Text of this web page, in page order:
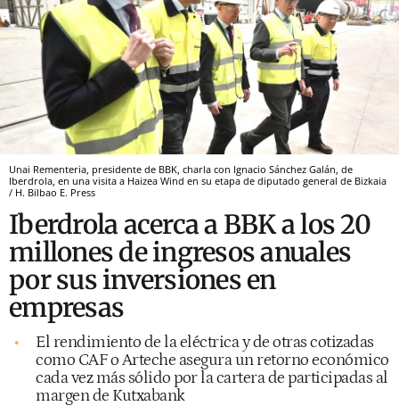
Unai Rementeria, presidente de BBK, charla con Ignacio Sánchez Galán, de
Iberdrola, en una visita a Haizea Wind en su etapa de diputado general de Bizkaia
/ H. Bilbao E. Press
Iberdrola acerca a BBK a los 20
millones de ingresos anuales
por sus inversiones en
empresas
El rendimiento de la eléctrica y de otras cotizadas
como CAF o Arteche asegura un retorno económico
cada vez más sólido por la cartera de participadas al
margen de Kutxabank